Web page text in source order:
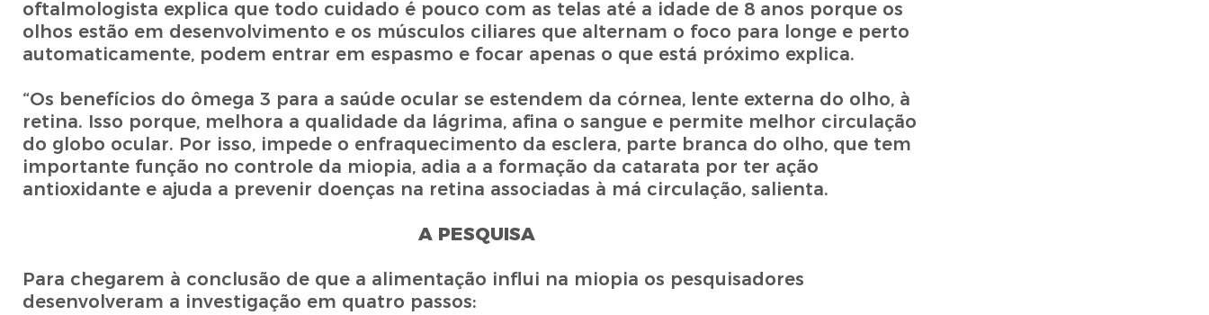
oftalmologista explica que todo cuidado é pouco com as telas até a idade de 8 anos porque os
olhos estão em desenvolvimento e os músculos ciliares que alternam o foco para longe e perto
automaticamente, podem entrar em espasmo e focar apenas o que está próximo explica.
“Os benefícios do ômega 3 para a saúde ocular se estendem da córnea, lente externa do olho, à
retina. Isso porque, melhora a qualidade da lágrima, afina o sangue e permite melhor circulação
do globo ocular. Por isso, impede o enfraquecimento da esclera, parte branca do olho, que tem
importante função no controle da miopia, adia a a formação da catarata por ter ação
antioxidante e ajuda a prevenir doenças na retina associadas à má circulação, salienta.
A PESQUISA
Para chegarem à conclusão de que a alimentação influi na miopia os pesquisadores
desenvolveram a investigação em quatro passos: